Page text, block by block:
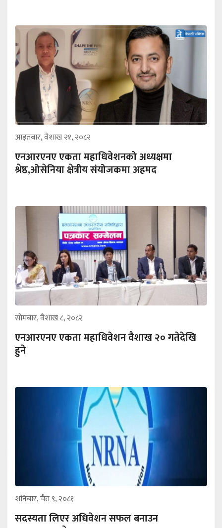
आइतबार, वैशाख २१, २०८२
एनआरएनए एकता महाधिवेशनको अध्यक्षमा
श्रेष्ठ,ओसेनिया क्षेत्रीय संयोजकमा अहमद
सोमबार, वैशाख ८, २०८२
एनआरएनए एकता महाधिवेशन वैशाख २० गतेदेखि
हुने
शनिबार, चैत ९, २०८१
सदस्यता लिएर अधिवेशन सफल बनाउन